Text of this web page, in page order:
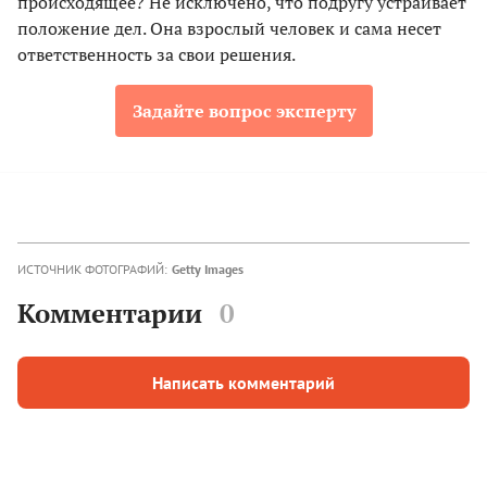
положение дел. Она взрослый человек и сама несет
ответственность за свои решения.
Задайте вопрос эксперту
ИСТОЧНИК ФОТОГРАФИЙ: Getty Images
Комментарии 0
Написать комментарий